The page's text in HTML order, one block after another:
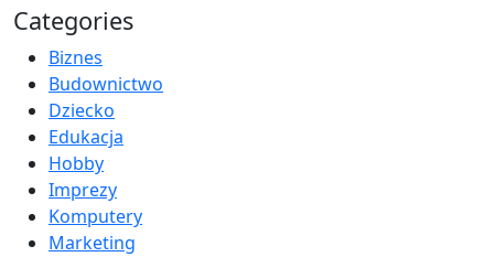
Categories
Biznes
Budownictwo
Dziecko
Edukacja
Hobby
Imprezy
Komputery
Marketing